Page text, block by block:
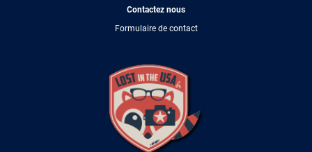
Contactez nous
Formulaire de contact